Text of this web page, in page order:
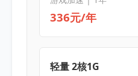
336元/年
轻量 2核1G